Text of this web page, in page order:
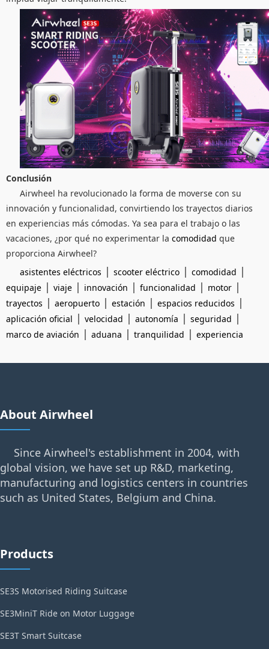
Conclusión
Airwheel ha revolucionado la forma de moverse con su
innovación y funcionalidad, convirtiendo los trayectos diarios
en experiencias más cómodas. Ya sea para el trabajo o las
vacaciones, ¿por qué no experimentar la comodidad que
proporciona Airwheel?
asistentes eléctricos | scooter eléctrico | comodidad |
equipaje | viaje | innovación | funcionalidad | motor |
trayectos | aeropuerto | estación | espacios reducidos |
aplicación oficial | velocidad | autonomía | seguridad |
marco de aviación | aduana | tranquilidad | experiencia
About Airwheel
Since Airwheel's establishment in 2004, with
global vision, we have set up R&D, marketing,
manufacturing and logistics centers in countries
such as United States, Belgium and China.
Products
SE3S Motorised Riding Suitcase
SE3MiniT Ride on Motor Luggage
SE3T Smart Suitcase